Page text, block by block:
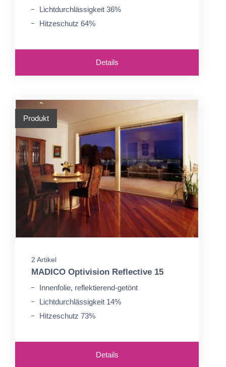
Lichtdurchlässigkeit 36%
Hitzeschutz 64%
Details
Produkt
2 Artikel
MADICO Optivision Reflective 15
Innenfolie, reflektierend-getönt
Lichtdurchlässigkeit 14%
Hitzeschutz 73%
Details